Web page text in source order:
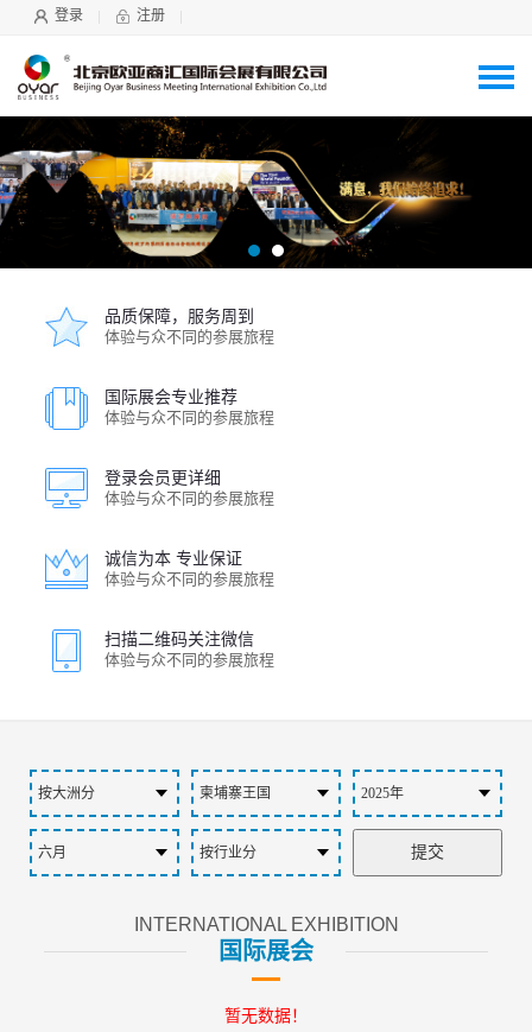
登录 注册
品质保障，服务周到
体验与众不同的参展旅程
国际展会专业推荐
体验与众不同的参展旅程
登录会员更详细
体验与众不同的参展旅程
诚信为本 专业保证
体验与众不同的参展旅程
扫描二维码关注微信
体验与众不同的参展旅程
INTERNATIONAL EXHIBITION
国际展会
暂无数据！